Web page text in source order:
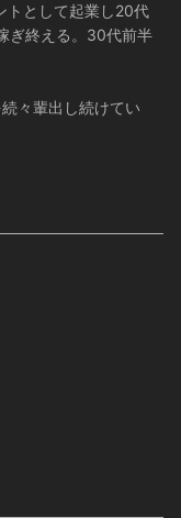
トとして起業し20代
ぎ終える。30代前半
々輩出し続けてい